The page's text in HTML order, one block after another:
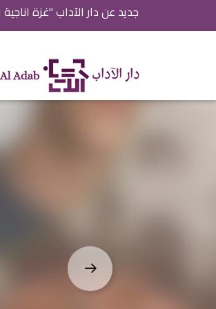
جديد عن دار الآداب "غزة